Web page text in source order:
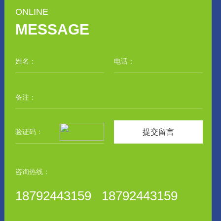
ONLINE
MESSAGE
提交留言
咨询热线：
18792443159 18792443159